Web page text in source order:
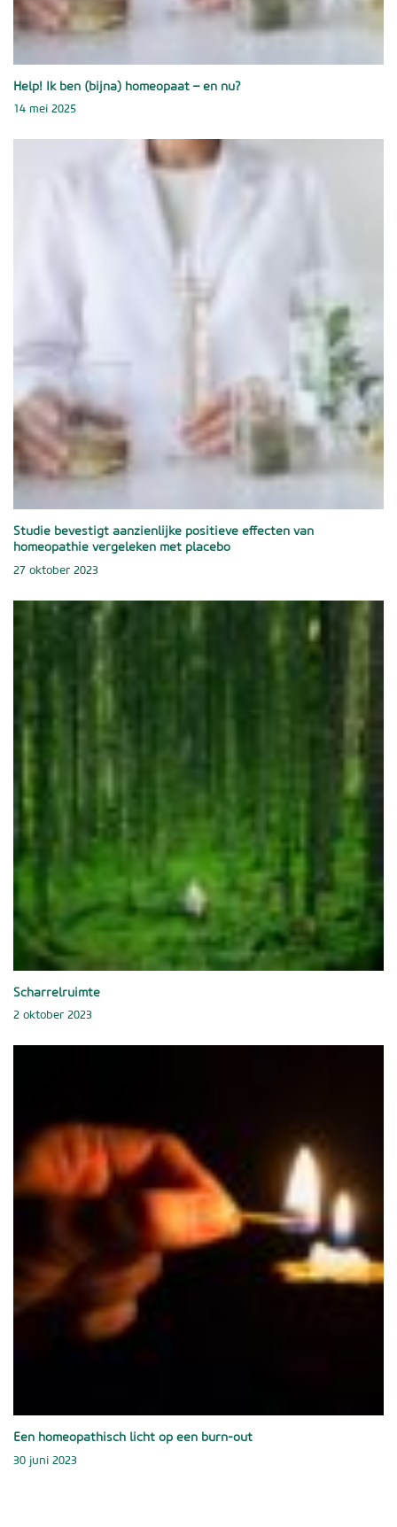
Help! Ik ben (bijna) homeopaat – en nu?
14 mei 2025
Studie bevestigt aanzienlijke positieve effecten van
homeopathie vergeleken met placebo
27 oktober 2023
Scharrelruimte
2 oktober 2023
Een homeopathisch licht op een burn-out
30 juni 2023